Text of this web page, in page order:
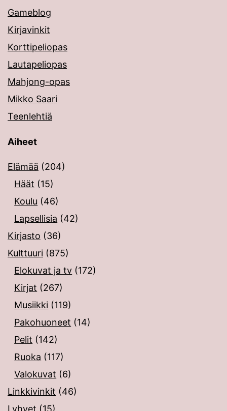
Gameblog
Kirjavinkit
Korttipeliopas
Lautapeliopas
Mahjong-opas
Mikko Saari
Teenlehtiä
Aiheet
Elämää (204)
Häät (15)
Koulu (46)
Lapsellisia (42)
Kirjasto (36)
Kulttuuri (875)
Elokuvat ja tv (172)
Kirjat (267)
Musiikki (119)
Pakohuoneet (14)
Pelit (142)
Ruoka (117)
Valokuvat (6)
Linkkivinkit (46)
Lyhyet (15)